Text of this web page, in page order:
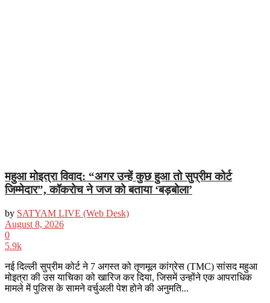
महुआ मोइत्रा विवाद: “अगर उन्हें कुछ हुआ तो सुप्रीम कोर्ट
जिम्मेदार”, कॉकरोच ने जज को बताया ‘बड़बोला’
by SATYAM LIVE (Web Desk)
August 8, 2026
0
5.9k
नई दिल्ली सुप्रीम कोर्ट ने 7 अगस्त को तृणमूल कांग्रेस (TMC) सांसद महुआ
मोइत्रा की उस याचिका को खारिज कर दिया, जिसमें उन्होंने एक आपराधिक
मामले में पुलिस के सामने वर्चुअली पेश होने की अनुमति...